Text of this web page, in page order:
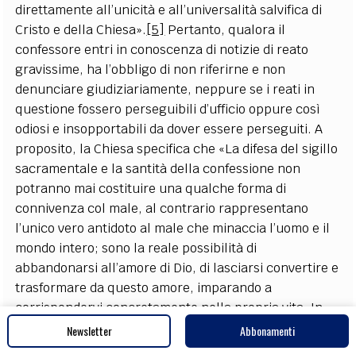
direttamente all’unicità e all’universalità salvifica di
Cristo e della Chiesa». [5] Pertanto, qualora il
confessore entri in conoscenza di notizie di reato
gravissime, ha l’obbligo di non riferirne e non
denunciare giudiziariamente, neppure se i reati in
questione fossero perseguibili d’ufficio oppure così
odiosi e insopportabili da dover essere perseguiti. A
proposito, la Chiesa specifica che «La difesa del sigillo
sacramentale e la santità della confessione non
potranno mai costituire una qualche forma di
connivenza col male, al contrario rappresentano
l’unico vero antidoto al male che minaccia l’uomo e il
mondo intero; sono la reale possibilità di
abbandonarsi all’amore di Dio, di lasciarsi convertire e
trasformare da questo amore, imparando a
corrispondervi concretamente nella propria vita. In
presenza di peccati che integrano fattispecie di reato,
non è mai consentito porre al penitente, come
Newsletter Abbonamenti